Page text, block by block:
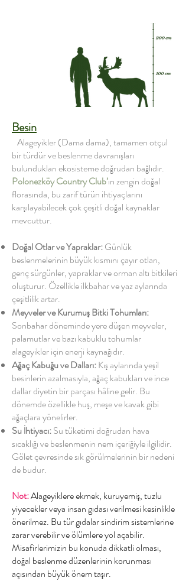
Besin
Alageyikler (Dama dama), tamamen otçul
bir türdür ve beslenme davranışları
bulundukları ekosisteme doğrudan bağlıdır.
Polonezköy Country Club’ın zengin doğal
florasında, bu zarif türün ihtiyaçlarını
karşılayabilecek çok çeşitli doğal kaynaklar
mevcuttur.
Doğal Otlar ve Yapraklar:Günlük
beslenmelerinin büyük kısmını çayır otları,
genç sürgünler, yapraklar ve orman altı bitkileri
oluşturur. Özellikle ilkbahar ve yaz aylarında
çeşitlilik artar.
Meyveler ve Kurumuş Bitki Tohumları:
Sonbahar döneminde yere düşen meyveler,
palamutlar ve bazı kabuklu tohumlar
alageyikler için enerji kaynağıdır.
Ağaç Kabuğu ve Dalları:Kış aylarında yeşil
besinlerin azalmasıyla, ağaç kabukları ve ince
dallar diyetin bir parçası hâline gelir. Bu
dönemde özellikle huş, meşe ve kavak gibi
ağaçlara yönelirler.
Su İhtiyacı:Su tüketimi doğrudan hava
sıcaklığı ve beslenmenin nem içeriğiyle ilgilidir.
Gölet çevresinde sık görülmelerinin bir nedeni
de budur.
Not:Alageyiklere ekmek, kuruyemiş, tuzlu
yiyecekler veya insan gıdası verilmesi kesinlikle
önerilmez. Bu tür gıdalar sindirim sistemlerine
zarar verebilir ve ölümlere yol açabilir.
Misafirlerimizin bu konuda dikkatli olması,
doğal beslenme düzenlerinin korunması
açısından büyük önem taşır.